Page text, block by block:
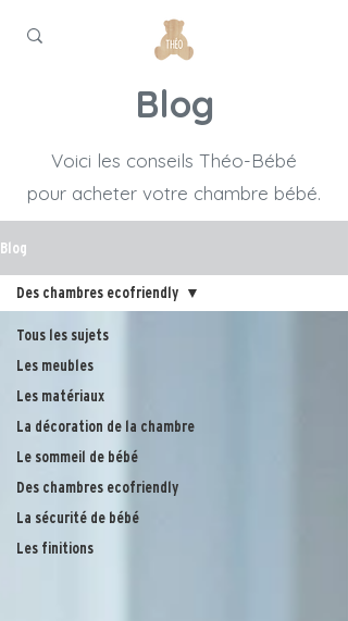
Blog
Voici les conseils Théo-Bébé
pour acheter votre chambre bébé.
Blog
Tous les sujets
Les meubles
Les matériaux
La décoration de la chambre
Le sommeil de bébé
Des chambres ecofriendly
La sécurité de bébé
Les finitions
Des chambres ecofriendly